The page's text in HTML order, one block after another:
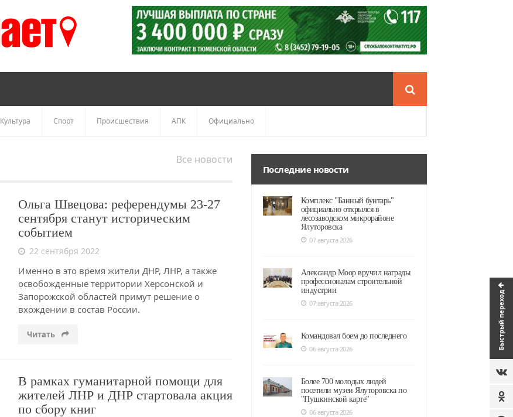
Быстрый переход
Культура Спорт Происшествия АПК Официально
Все новости
Ольга Швецова: референдумы 23-27
сентября станут историческим
событием
22 сентября 2022
Именно в это время жители ДНР, ЛНР, а также
освобожденные территории Херсонской и
Запорожской областей примут решение о
вхождении в состав России.
Читать
В рамках гуманитарной помощи для
жителей ЛНР и ДНР стартовала акция
по сбору книг
Последние новости
Комплекс "Банный бунтарь"
официально открылся в
лесозаводском микрорайоне
Ялуторовска
07 августа 2026
Александр Моор вручил награды
профессионалам строительной
индустрии
07 августа 2026
Командовал боем до последнего
06 августа 2026
Более 700 молодых людей
посетили музеи Ялуторовска по
"Пушкинской карте"
06 августа 2026